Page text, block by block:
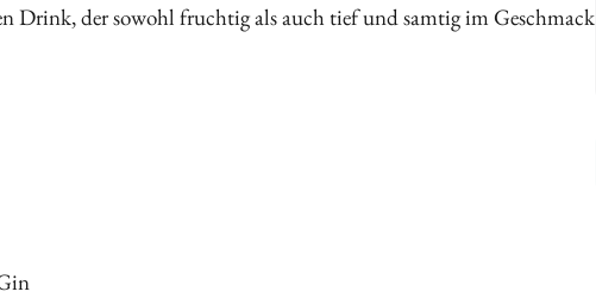
Drink, der sowohl fruchtig als auch tief und samtig im Geschmack